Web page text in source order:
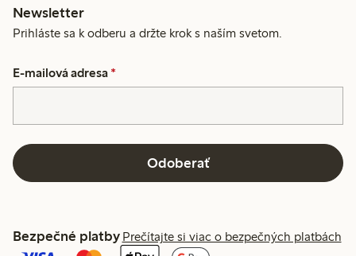
Newsletter
Prihláste sa k odberu a držte krok s naším svetom.
E-mailová adresa *
Odoberať
Bezpečné platby Prečítajte si viac o bezpečných platbách